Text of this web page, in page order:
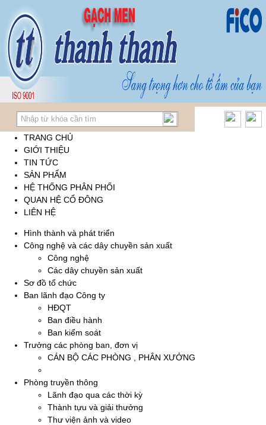
TRANG CHỦ
GIỚI THIỆU
TIN TỨC
SẢN PHẨM
HỆ THỐNG PHÂN PHỐI
QUAN HỆ CỔ ĐÔNG
LIÊN HỆ
Hình thành và phát triển
Công nghệ và các dây chuyền sản xuất
Công nghệ
Các dây chuyền sản xuất
Sơ đồ tổ chức
Ban lãnh đạo Công ty
HĐQT
Ban điều hành
Ban kiểm soát
Trưởng các phòng ban, đơn vị
CÁN BỘ CÁC PHÒNG , PHÂN XƯỞNG
Phòng truyền thông
Lãnh đạo qua các thời kỳ
Thành tựu và giải thưởng
Thư viện ảnh và video